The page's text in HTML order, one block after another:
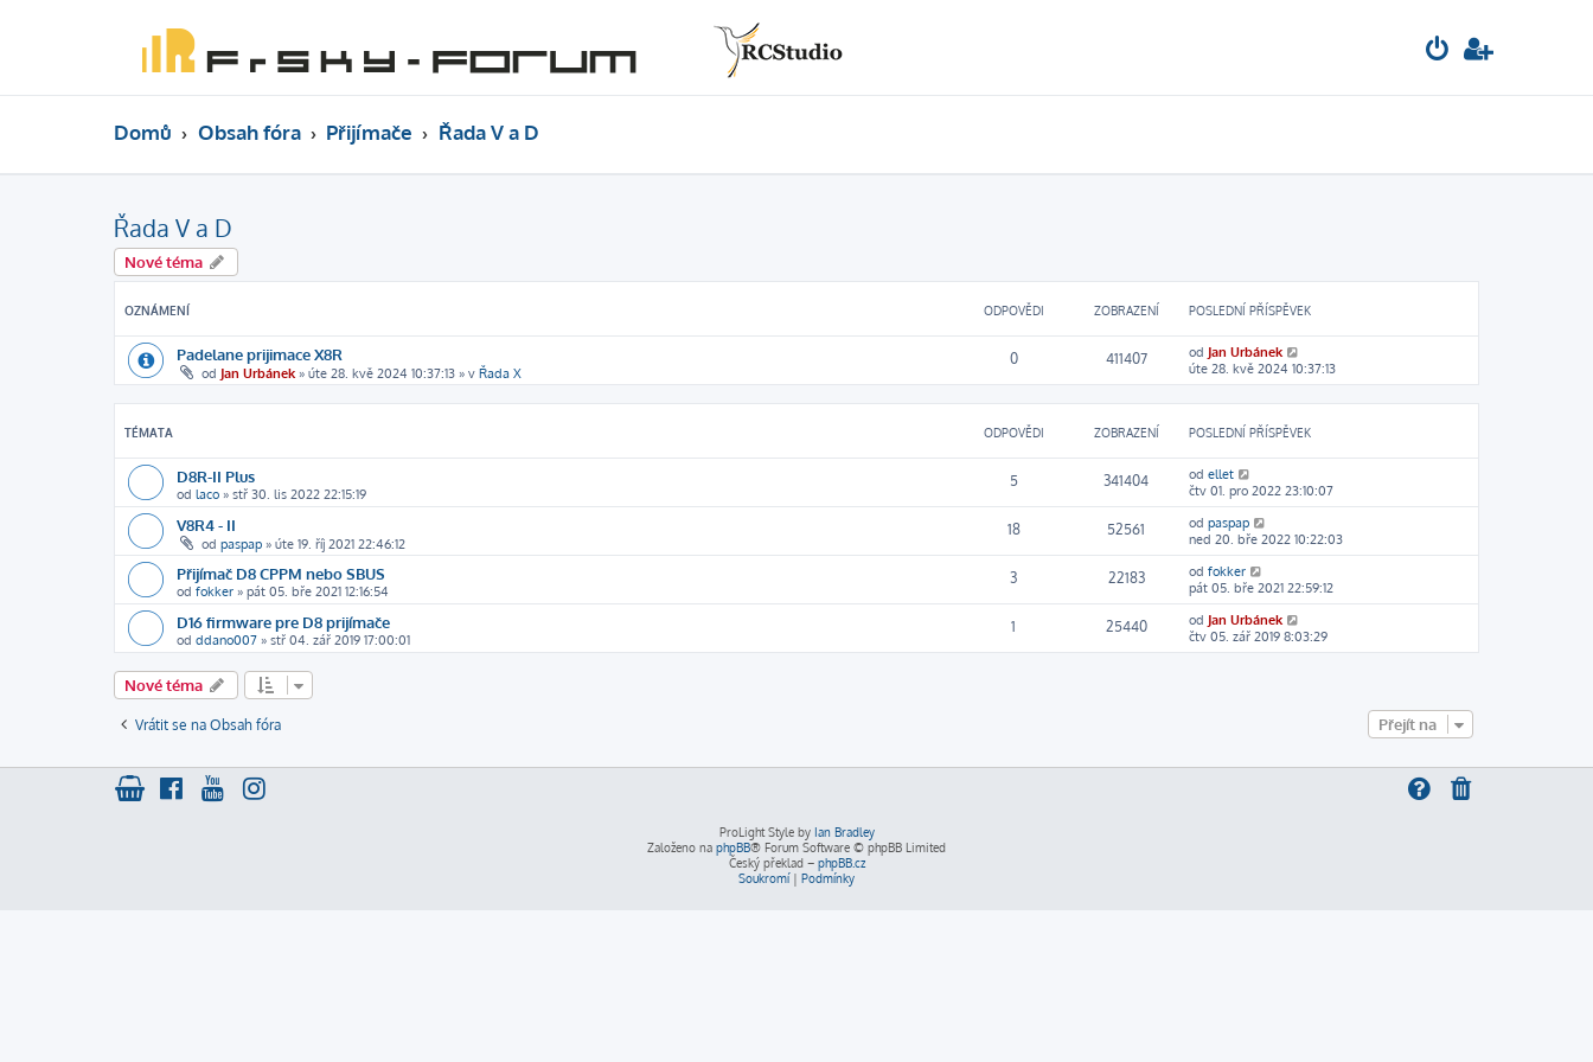
Domů Obsah fóra Přijímače Řada V a D
Řada V a D
Nové téma
OZNÁMENÍ ODPOVĚDI ZOBRAZENÍ POSLEDNÍ PŘÍSPĚVEK
Padelane prijimace X8R
od Jan Urbánek » úte 28. kvě 2024 10:37:13 » v Řada X
0 411407 od Jan Urbánek
úte 28. kvě 2024 10:37:13
TÉMATA ODPOVĚDI ZOBRAZENÍ POSLEDNÍ PŘÍSPĚVEK
D8R-II Plus
od laco » stř 30. lis 2022 22:15:19
5 341404 od ellet
čtv 01. pro 2022 23:10:07
V8R4 - II
od paspap » úte 19. říj 2021 22:46:12
18 52561 od paspap
ned 20. bře 2022 10:22:03
Přijímač D8 CPPM nebo SBUS
od fokker » pát 05. bře 2021 12:16:54
3 22183 od fokker
pát 05. bře 2021 22:59:12
D16 firmware pre D8 prijímače
od ddano007 » stř 04. zář 2019 17:00:01
1 25440 od Jan Urbánek
čtv 05. zář 2019 8:03:29
Nové téma
Vrátit se na Obsah fóra Přejít na
ProLight Style by Ian Bradley
Založeno na phpBB® Forum Software © phpBB Limited
Český překlad – phpBB.cz
Soukromí| Podmínky